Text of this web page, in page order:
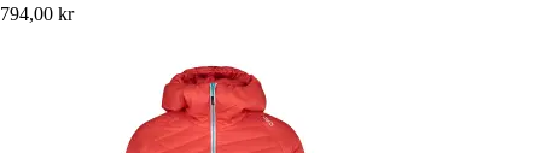
794,00 kr